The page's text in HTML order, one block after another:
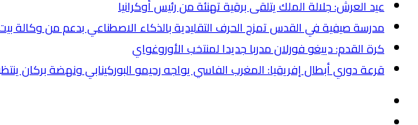
عيد العرش: جلالة الملك يتلقى برقية تهنئة من رئيس أوكرانيا
مدرسة صيفية في القدس تمزج الحرف التقليدية بالذكاء الاصطناعي بدعم من وكالة
كرة القدم: دييغو فورلان مدربا جديدا لمنتخب الأوروغواي
قرعة دوري أبطال إفريقيا: المغرب الفاسي يواجه رحيمو البوركينابي ونهضة بركان ينتظر